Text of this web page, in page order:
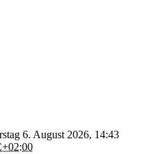
6. August 2026, 14:43